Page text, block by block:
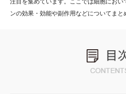
注目を集めています。ここでは細胞におい
ンの効果・効能や副作用などについてまと